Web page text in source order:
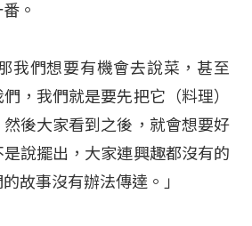
。
我們想要有機會去說菜，甚至
，我們就是要先把它（料理）
後大家看到之後，就會想要好
說擺出，大家連興趣都沒有的
故事沒有辦法傳達。」